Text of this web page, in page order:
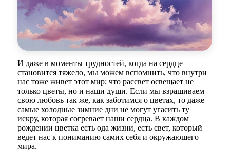
И даже в моменты трудностей, когда на сердце
становится тяжело, мы можем вспомнить, что внутри
нас тоже живет этот мир; что рассвет освещает не
только цветы, но и наши души. Если мы взращиваем
свою любовь так же, как заботимся о цветах, то даже
самые холодные зимние дни не могут угасить ту
искру, которая согревает наши сердца. В каждом
рождении цветка есть ода жизни, есть свет, который
ведет нас к пониманию самих себя и окружающего
мира.